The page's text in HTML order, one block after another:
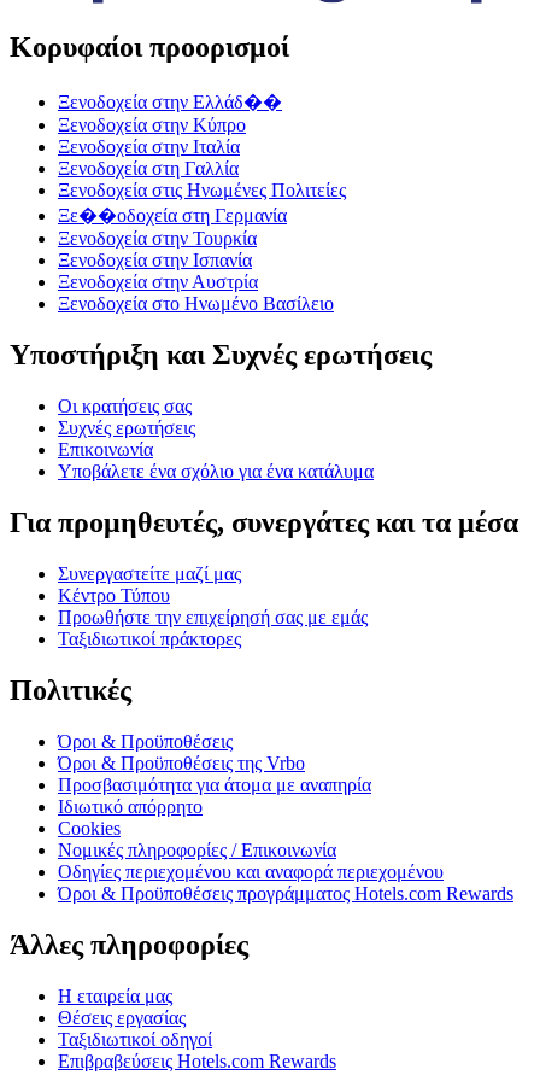
Κορυφαίοι προορισμοί
Ξενοδοχεία στην Ελλάδ��
Ξενοδοχεία στην Κύπρο
Ξενοδοχεία στην Ιταλία
Ξενοδοχεία στη Γαλλία
Ξενοδοχεία στις Ηνωμένες Πολιτείες
Ξε��οδοχεία στη Γερμανία
Ξενοδοχεία στην Τουρκία
Ξενοδοχεία στην Ισπανία
Ξενοδοχεία στην Αυστρία
Ξενοδοχεία στο Ηνωμένο Βασίλειο
Υποστήριξη και Συχνές ερωτήσεις
Οι κρατήσεις σας
Συχνές ερωτήσεις
Επικοινωνία
Υποβάλετε ένα σχόλιο για ένα κατάλυμα
Για προμηθευτές, συνεργάτες και τα μέσα
Συνεργαστείτε μαζί μας
Κέντρο Τύπου
Προωθήστε την επιχείρησή σας με εμάς
Ταξιδιωτικοί πράκτορες
Πολιτικές
Όροι & Προϋποθέσεις
Όροι & Προϋποθέσεις της Vrbo
Προσβασιμότητα για άτομα με αναπηρία
Ιδιωτικό απόρρητο
Cookies
Νομικές πληροφορίες / Επικοινωνία
Οδηγίες περιεχομένου και αναφορά περιεχομένου
Όροι & Προϋποθέσεις προγράμματος Hotels.com Rewards
Άλλες πληροφορίες
Η εταιρεία μας
Θέσεις εργασίας
Ταξιδιωτικοί οδηγοί
Επιβραβεύσεις Hotels.com Rewards